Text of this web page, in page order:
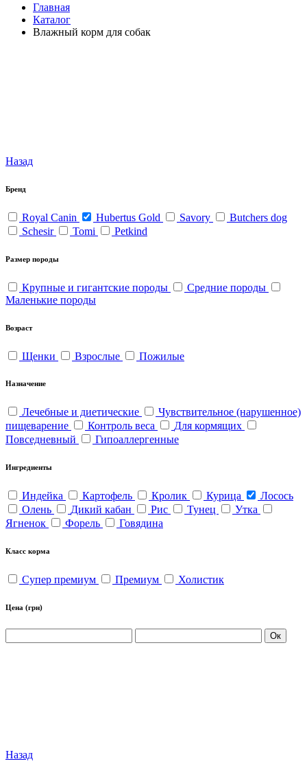
Главная
Каталог
Влажный корм для собак
Назад
Бренд
Royal Canin Hubertus Gold Savory
Butchers dog
Schesir
Tomi Petkind
Размер породы
Крупные и гигантские породы
Средние породы
Маленькие породы
Возраст
Щенки Взрослые Пожилые
Назначение
Лечебные и диетические
Чувствительное (нарушенное)
пищеварение
Контроль веса
Для кормящих
Повседневный
Гипоаллергенные
Ингредиенты
Индейка Картофель Кролик Курица
Лосось
Олень
Дикий кабан Рис Тунец
Утка
Ягненок
Форель Говядина
Класс корма
Супер премиум Премиум Холистик
Цена (грн)
Ок
Назад